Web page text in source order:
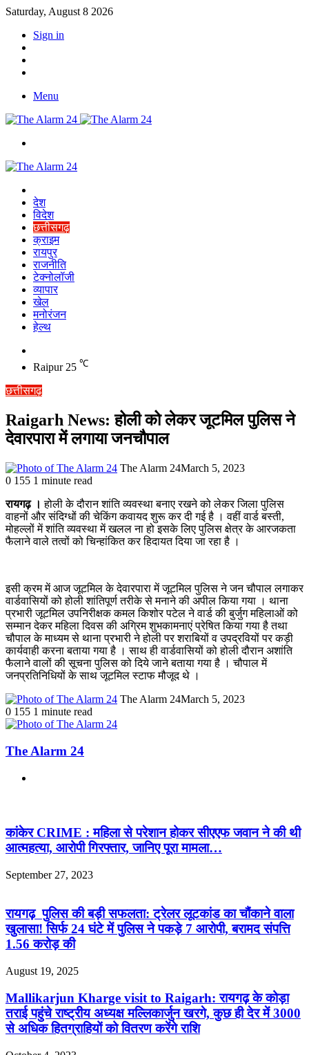
Saturday, August 8 2026
Sign in
Menu
देश
विदेश
छत्तीसगढ़
क्राइम
रायपुर
राजनीति
टेक्नोलॉजी
व्यापार
खेल
मनोरंजन
हेल्थ
skin
Raipur 25 ℃
छत्तीसगढ़
Raigarh News: होली को लेकर जूटमिल पुलिस ने
देवारपारा में लगाया जनचौपाल
The Alarm 24March 5, 2023
0 155 1 minute read
रायगढ़ । होली के दौरान शांति व्यवस्था बनाए रखने को लेकर जिला पुलिस
वाहनों और संदिग्धों की चेकिंग कवायद शुरू कर दी गई है । वहीं वार्ड बस्ती,
मोहल्लों में शांति व्यवस्था में खलल ना हो इसके लिए पुलिस क्षेत्र के आरजकता
फैलाने वाले तत्वों को चिन्हांकित कर हिदायत दिया जा रहा है ।
इसी क्रम में आज जूटमिल के देवारपारा में जूटमिल पुलिस ने जन चौपाल लगाकर
वार्डवासियों को होली शांतिपूर्ण तरीके से मनाने की अपील किया गया । थाना
प्रभारी जूटमिल उपनिरीक्षक कमल किशोर पटेल ने वार्ड की बुर्जुग महिलाओं को
सम्मान देकर महिला दिवस की अग्रिम शुभकामनाएं प्रेषित किया गया है तथा
चौपाल के माध्यम से थाना प्रभारी ने होली पर शराबियों व उपद्रवियों पर कड़ी
कार्यवाही करना बताया गया है । साथ ही वार्डवासियों को होली दौरान अशांति
फैलाने वालों की सूचना पुलिस को दिये जाने बताया गया है । चौपाल में
जनप्रतिनिधियों के साथ जूटमिल स्टाफ मौजूद थे ।
The Alarm 24March 5, 2023
0 155 1 minute read
The Alarm 24
कांकेर CRIME : महिला से परेशान होकर सीएएफ जवान ने की थी
आत्महत्या, आरोपी गिरफ्तार, जानिए पूरा मामला…
September 27, 2023
रायगढ़ पुलिस की बड़ी सफलता: ट्रेलर लूटकांड का चौंकाने वाला
खुलासा! सिर्फ 24 घंटे में पुलिस ने पकड़े 7 आरोपी, बरामद संपत्ति
1.56 करोड़ की
August 19, 2025
Mallikarjun Kharge visit to Raigarh: रायगढ़ के कोड़ा
तराई पहुंचे राष्ट्रीय अध्यक्ष मल्लिकार्जुन खरगे, कुछ ही देर में 3000
से अधिक हितग्राहियों को वितरण करेंगे राशि